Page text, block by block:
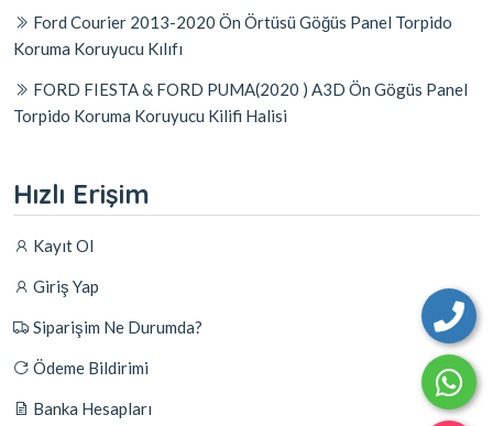
Ford Courier 2013-2020 Ön Örtüsü Göğüs Panel Torpido
Koruma Koruyucu Kılıfı
FORD FIESTA & FORD PUMA(2020 ) A3D Ön Gögüs Panel
Torpido Koruma Koruyucu Kilifi Halisi
Hızlı Erişim
Kayıt Ol
Giriş Yap
Siparişim Ne Durumda?
Ödeme Bildirimi
Banka Hesapları